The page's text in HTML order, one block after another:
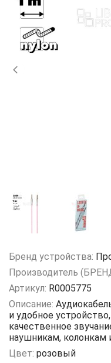
Бренд устройства:
Производитель
Артикул: R0005775
Описание:
и удобное
качественное
наушникам, колонкам
Цвет: розовый